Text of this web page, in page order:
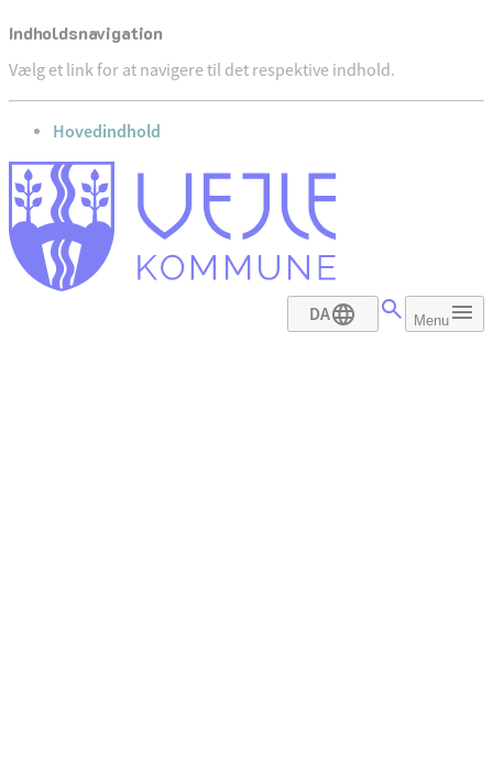
Indholdsnavigation
Vælg et link for at navigere til det respektive indhold.
gå til
Hovedindhold
DA Menu